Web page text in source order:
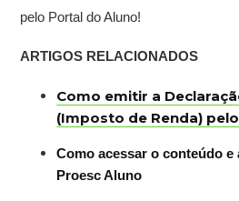
pelo Portal do Aluno!
ARTIGOS RELACIONADOS
Como emitir a
(Imposto de Renda)
Como acessar o conteúdo e
Proesc Aluno